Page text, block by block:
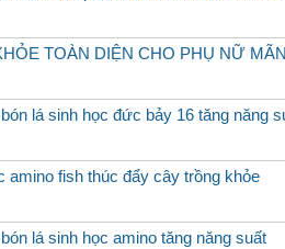
TOÀN DIỆN CHO PHỤ NỮ
lá sinh học đức bảy 16 tăng năng
amino fish thúc đẩy cây trồng khỏe
lá sinh học amino tăng năng suất